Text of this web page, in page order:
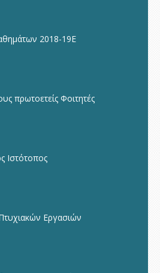
2018-19Ε
πρωτοετείς Φοιτητές
Ιστότοπος
Εργασιών